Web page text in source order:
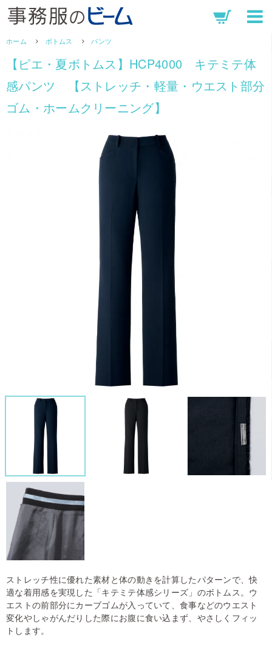
ホーム ボトムス パンツ
【ピエ・夏ボトムス】HCP4000 キテミテ体
感パンツ 【ストレッチ・軽量・ウエスト部分
ゴム・ホームクリーニング】
ストレッチ性に優れた素材と体の動きを計算したパターンで、快
適な着用感を実現した「キテミテ体感シリーズ」のボトムス。ウ
エストの前部分にカーブゴムが入っていて、食事などのウエスト
変化やしゃがんだりした際にお腹に食い込まず、やさしくフィッ
トします。